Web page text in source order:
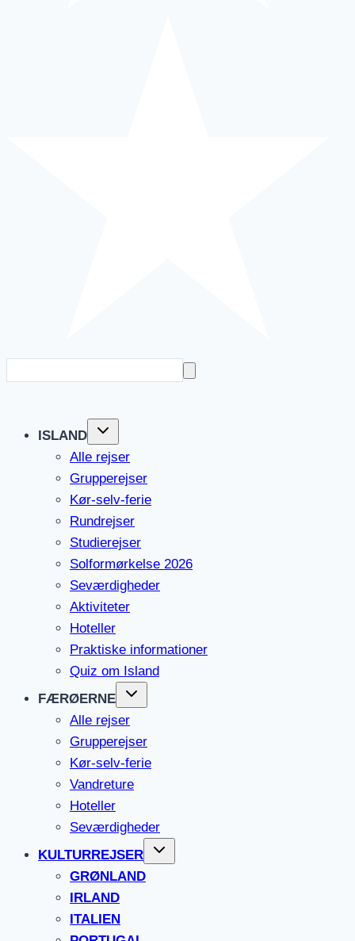
ISLAND
Alle rejser
Grupperejser
Kør-selv-ferie
Rundrejser
Studierejser
Solformørkelse 2026
Seværdigheder
Aktiviteter
Hoteller
Praktiske informationer
Quiz om Island
FÆRØERNE
Alle rejser
Grupperejser
Kør-selv-ferie
Vandreture
Hoteller
Seværdigheder
KULTURREJSER
GRØNLAND
IRLAND
ITALIEN